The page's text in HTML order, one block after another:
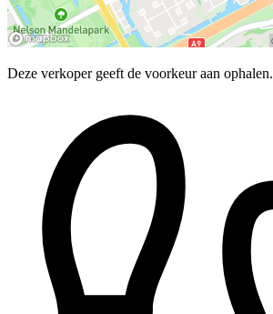
Deze verkoper geeft de voorkeur aan ophalen.